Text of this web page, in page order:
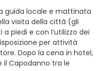
guida locale e mattinata
visita della città (gli
piedi e con l’utilizzo dei
per attività
Dopo la cena in hotel,
il Capodanno tra le